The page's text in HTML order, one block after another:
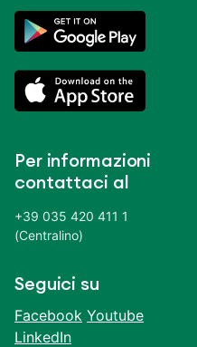
Per informazioni
contattaci al
+39 035 420 411 1
(Centralino)
Seguici su
Facebook Youtube
LinkedIn